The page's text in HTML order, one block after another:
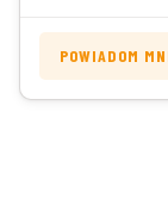
POWIADOM